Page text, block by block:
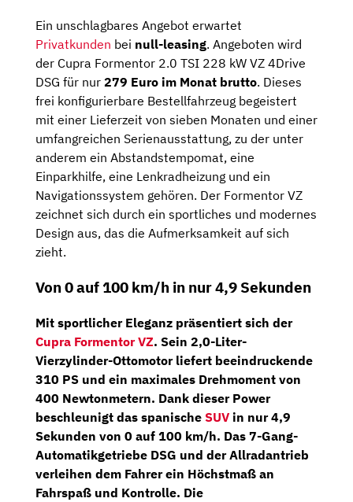
Ein unschlagbares Angebot erwartet
Privatkunden bei null-leasing. Angeboten wird
der Cupra Formentor 2.0 TSI 228 kW VZ 4Drive
DSG für nur 279 Euro im Monat brutto. Dieses
frei konfigurierbare Bestellfahrzeug begeistert
mit einer Lieferzeit von sieben Monaten und einer
umfangreichen Serienausstattung, zu der unter
anderem ein Abstandstempomat, eine
Einparkhilfe, eine Lenkradheizung und ein
Navigationssystem gehören. Der Formentor VZ
zeichnet sich durch ein sportliches und modernes
Design aus, das die Aufmerksamkeit auf sich
zieht.
Von 0 auf 100 km/h in nur 4,9 Sekunden
Mit sportlicher Eleganz präsentiert sich der
Cupra Formentor VZ. Sein 2,0-Liter-
Vierzylinder-Ottomotorliefert beeindruckende
310 PS und ein maximales Drehmoment von
400 Newtonmetern. Dank dieser Power
beschleunigt das spanische SUV in nur 4,9
Sekunden von 0 auf 100 km/h. Das 7-Gang-
Automatikgetriebe DSG und der Allradantrieb
verleihen dem Fahrer ein Höchstmaß an
Fahrspaß und Kontrolle. Die